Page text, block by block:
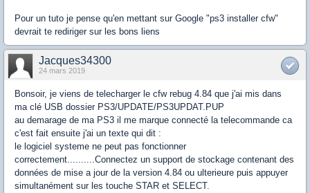
Pour un tuto je pense qu'en mettant sur Google "ps3 installer cfw"
devrait te rediriger sur les bons liens
Jacques34300
24 mars 2019
Bonsoir, je viens de telecharger le cfw rebug 4.84 que j'ai mis dans
ma clé USB dossier PS3/UPDATE/PS3UPDAT.PUP
au demarage de ma PS3 il me marque connecté la telecommande ca
c'est fait ensuite j'ai un texte qui dit :
le logiciel systeme ne peut pas fonctionner
correctement..........Connectez un support de stockage contenant des
données de mise a jour de la version 4.84 ou ulterieure puis appuyer
simultanément sur les touche STAR et SELECT.